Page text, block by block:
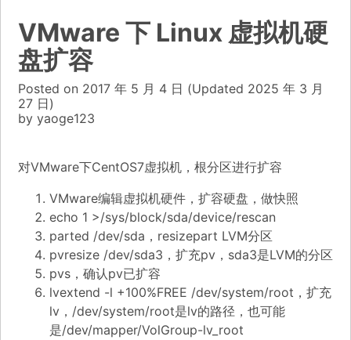
VMware 下 Linux 虚拟机硬
盘扩容
Posted on 2017 年 5 月 4 日 (Updated 2025 年 3 月
27 日)
by yaoge123
对VMware下CentOS7虚拟机，根分区进行扩容
VMware编辑虚拟机硬件，扩容硬盘，做快照
echo 1 >/sys/block/sda/device/rescan
parted /dev/sda，resizepart LVM分区
pvresize /dev/sda3，扩充pv，sda3是LVM的分区
pvs，确认pv已扩容
lvextend -l +100%FREE /dev/system/root，扩充
lv，/dev/system/root是lv的路径，也可能
是/dev/mapper/VolGroup-lv_root